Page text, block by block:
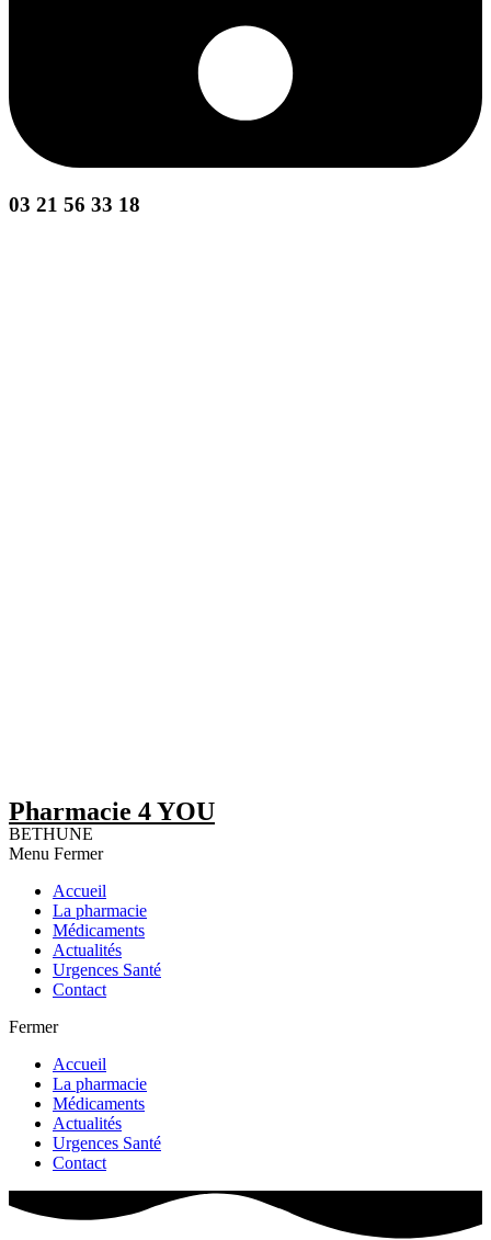
03 21 56 33 18
Pharmacie 4 YOU
BETHUNE
Menu Fermer
Accueil
La pharmacie
Médicaments
Actualités
Urgences Santé
Contact
Fermer
Accueil
La pharmacie
Médicaments
Actualités
Urgences Santé
Contact